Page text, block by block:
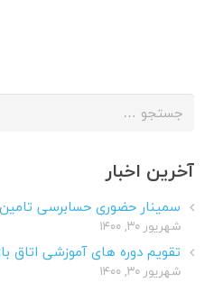
جستجو
آخرین اخبار
سمینار حضوری حسابرسی
شهریور ۳۰, ۱۴۰۰
تقویم دوره های آموزشی اتاق
شهریور ۳۰, ۱۴۰۰